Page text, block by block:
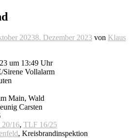
20238. Dezember 2023 von Klaus
um 13:49 Uhr
Sirene Vollalarm
Main, Wald
Carsten
16, TLF 16/25
, Kreisbrandinspektion